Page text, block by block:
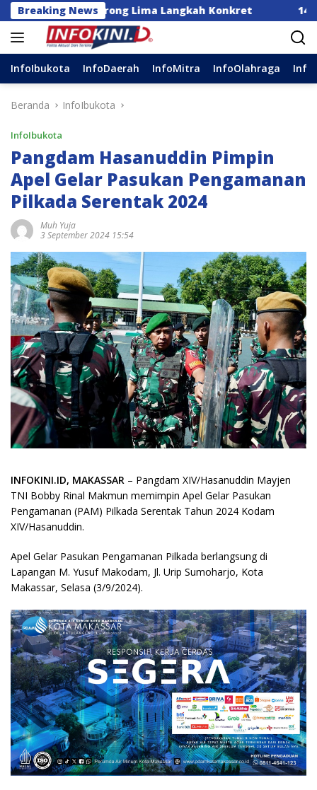
Langsung
ke
konten
Breaking News
Dorong Lima Langkah Konkret 14 DPC
InfoIbukota InfoDaerah InfoMitra InfoOlahraga
Beranda InfoIbukota
InfoIbukota
Pangdam Hasanuddin Pimpin
Apel Gelar Pasukan Pengamanan
Pilkada Serentak 2024
Muh Yuja
3 September 2024 15:54
INFOKINI.ID, MAKASSAR – Pangdam XIV/Hasanuddin Mayjen
TNI Bobby Rinal Makmun memimpin Apel Gelar Pasukan
Pengamanan (PAM) Pilkada Serentak Tahun 2024 Kodam
XIV/Hasanuddin.
Apel Gelar Pasukan Pengamanan Pilkada berlangsung di
Lapangan M. Yusuf Makodam, Jl. Urip Sumoharjo, Kota
Makassar, Selasa (3/9/2024).